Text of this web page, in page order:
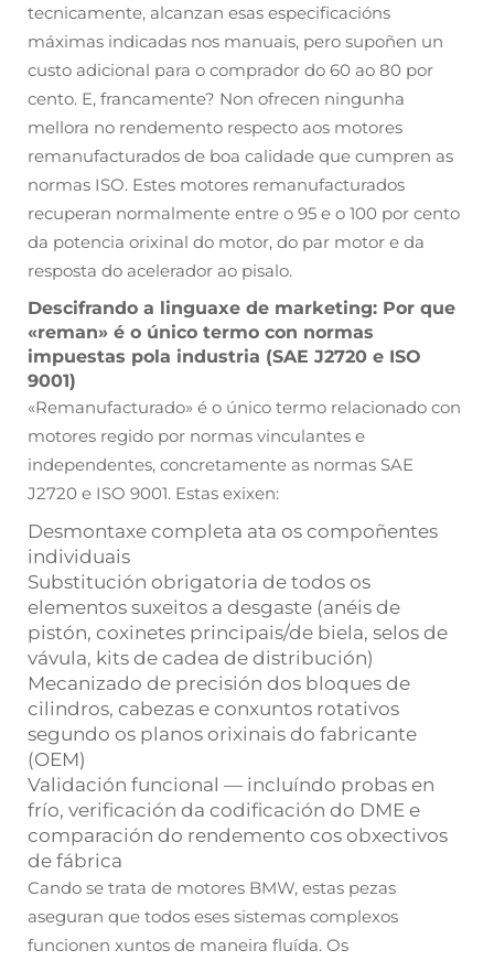
tecnicamente, alcanzan esas especificacións
máximas indicadas nos manuais, pero supoñen un
custo adicional para o comprador do 60 ao 80 por
cento. E, francamente? Non ofrecen ningunha
mellora no rendemento respecto aos motores
remanufacturados de boa calidade que cumpren as
normas ISO. Estes motores remanufacturados
recuperan normalmente entre o 95 e o 100 por cento
da potencia orixinal do motor, do par motor e da
resposta do acelerador ao pisalo.
Descifrando a linguaxe de marketing: Por que
«reman» é o único termo con normas
impuestas pola industria (SAE J2720 e ISO
9001)
«Remanufacturado» é o único termo relacionado con
motores regido por normas vinculantes e
independentes, concretamente as normas SAE
J2720 e ISO 9001. Estas exixen:
Desmontaxe completa ata os compoñentes
individuais
Substitución obrigatoria de todos os
elementos suxeitos a desgaste (anéis de
pistón, coxinetes principais/de biela, selos de
vávula, kits de cadea de distribución)
Mecanizado de precisión dos bloques de
cilindros, cabezas e conxuntos rotativos
segundo os planos orixinais do fabricante
(OEM)
Validación funcional — incluíndo probas en
frío, verificación da codificación do DME e
comparación do rendemento cos obxectivos
de fábrica
Cando se trata de motores BMW, estas pezas
aseguran que todos eses sistemas complexos
funcionen xuntos de maneira fluída. Os